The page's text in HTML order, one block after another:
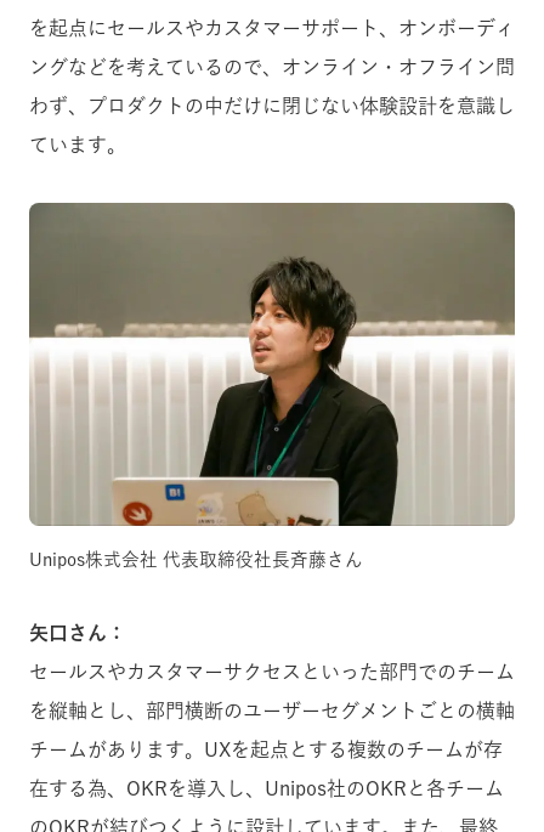
を起点にセールスやカスタマーサポート、オンボーディ
ングなどを考えているので、オンライン・オフライン問
わず、プロダクトの中だけに閉じない体験設計を意識し
ています。
Unipos株式会社 代表取締役社長斉藤さん
矢口さん：
セールスやカスタマーサクセスといった部門でのチーム
を縦軸とし、部門横断のユーザーセグメントごとの横軸
チームがあります。UXを起点とする複数のチームが存
在する為、OKRを導入し、Unipos社のOKRと各チーム
のOKRが結びつくように設計しています。また、最終